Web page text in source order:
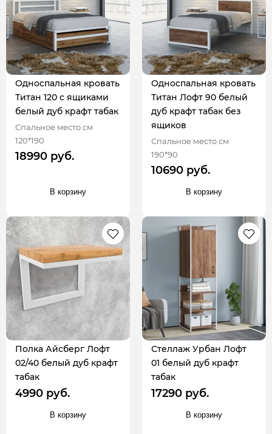
Односпальная кровать
Титан 120 с ящиками
белый дуб крафт табак
Спальное место см
120*190
18990 руб.
В корзину
Односпальная кровать
Титан Лофт 90 белый
дуб крафт табак без
ящиков
Спальное место см
190*90
10690 руб.
В корзину
Полка Айсберг Лофт
02/40 белый дуб крафт
табак
4990 руб.
В корзину
Стеллаж Урбан Лофт
01 белый дуб крафт
табак
17290 руб.
В корзину